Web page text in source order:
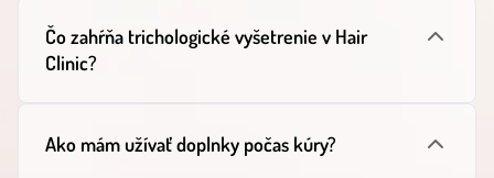
Čo zahŕňa trichologické vyšetrenie v Hair
Clinic?
Ako mám užívať doplnky počas kúry?